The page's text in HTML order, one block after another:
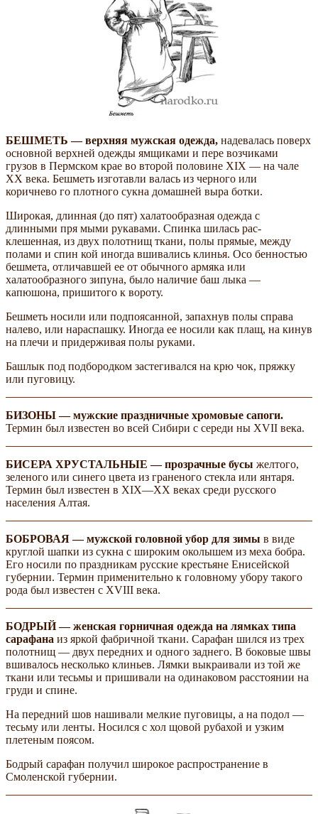
БЕШМЕТЬ — верхняя мужская одежда, надевалась поверх
основной верхней одежды ямщиками и пере­ возчиками
грузов в Пермском крае во второй половине XIX — на­ чале
XX века. Бешметь изготавли­ валась из черного или
коричнево­ го плотного сукна домашней выра­ ботки.
Широкая, длинная (до пят) халатообразная одежда с
длинными пря­ мыми рукавами. Спинка шилась рас­
клешенная, из двух полотнищ ткани, полы прямые, между
полами и спин­ кой иногда вшивались клинья. Осо­ бенностью
бешмета, отличавшей ее от обычного армяка или
халатообразного зипуна, было наличие баш­ лыка —
капюшона, пришитого к вороту.
Бешметь носили или подпоясанной, запахнув полы справа
налево, или нараспашку. Иногда ее носили как плащ, на­ кинув
на плечи и придерживая полы руками.
Башлык под подбородком застегивался на крю­ чок, пряжку
или пуговицу.
БИЗОНЫ — мужские праздничные хромовые сапоги.
Термин был известен во всей Сибири с середи­ ны XVII века.
БИСЕРА ХРУСТАЛЬНЫЕ — прозрачные бусы желтого,
зеленого или синего цвета из граненого стекла или янтаря.
Термин был известен в XIX—XX веках среди русского
населения Алтая.
БОБРОВАЯ — мужской головной убор для зимы в виде
круглой шапки из сукна с широким околышем из меха бобра.
Его носили по праздникам русские крестьяне Енисейской
губернии. Термин применительно к головному убору такого
рода был известен с XVIII века.
БОДРЫЙ — женская горничная одежда на лямках типа
сарафана из яркой фабричной ткани. Сарафан шился из трех
полотнищ — двух передних и одного заднего. В боковые швы
вшивалось несколько клиньев. Лямки выкраивали из той же
ткани или тесьмы и пришивали на одинаковом расстоянии на
груди и спине.
На передний шов нашивали мелкие пуговицы, а на подол —
тесьму или ленты. Носился с хол­ щовой рубахой и узким
плетеным поясом.
Бодрый сарафан получил широкое распространение в
Смоленской губернии.